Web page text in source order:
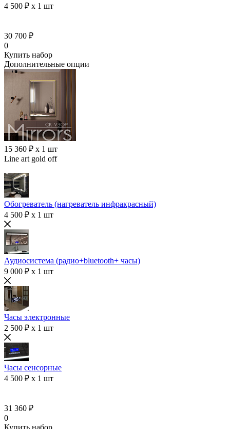
4 500 ₽ x 1 шт
30 700 ₽
0
Купить набор
Дополнительные опции
15 360 ₽ x 1 шт
Line art gold off
Обогреватель (нагреватель инфракрасный)
4 500 ₽ x 1 шт
Аудиосистема (радио+bluetooth+ часы)
9 000 ₽ x 1 шт
Часы электронные
2 500 ₽ x 1 шт
Часы сенсорные
4 500 ₽ x 1 шт
31 360 ₽
0